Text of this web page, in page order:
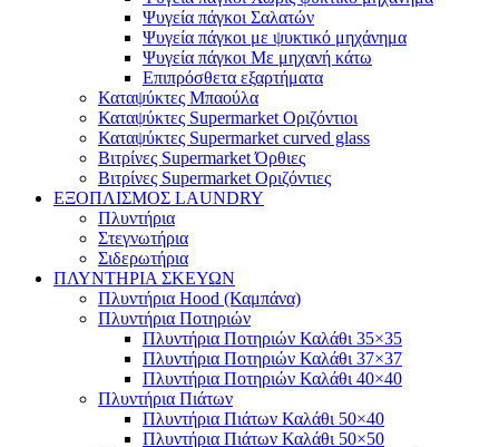
Ψυγεία πάγκοι Σαλατών
Ψυγεία πάγκοι με ψυκτικό μηχάνημα
Ψυγεία πάγκοι Με μηχανή κάτω
Επιπρόσθετα εξαρτήματα
Καταψύκτες Μπαούλα
Καταψύκτες Supermarket Οριζόντιοι
Καταψύκτες Supermarket curved glass
Βιτρίνες Supermarket Όρθιες
Βιτρίνες Supermarket Οριζόντιες
ΕΞΟΠΛΙΣΜΟΣ LAUNDRY
Πλυντήρια
Στεγνωτήρια
Σιδερωτήρια
ΠΛΥΝΤΗΡΙΑ ΣΚΕΥΩΝ
Πλυντήρια Hood (Καμπάνα)
Πλυντήρια Ποτηριών
Πλυντήρια Ποτηριών Καλάθι 35×35
Πλυντήρια Ποτηριών Καλάθι 37×37
Πλυντήρια Ποτηριών Καλάθι 40×40
Πλυντήρια Πιάτων
Πλυντήρια Πιάτων Καλάθι 50×40
Πλυντήρια Πιάτων Καλάθι 50×50